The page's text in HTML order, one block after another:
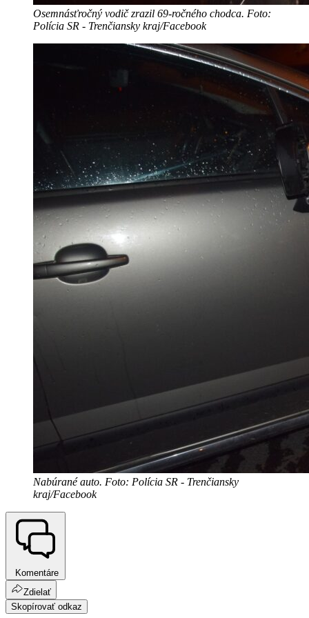
Osemnásťročný vodič zrazil 69-ročného chodca. Foto:
Polícia SR - Trenčiansky kraj/Facebook
Nabúrané auto. Foto: Polícia SR - Trenčiansky
kraj/Facebook
Komentáre
Zdielať
Skopírovať odkaz